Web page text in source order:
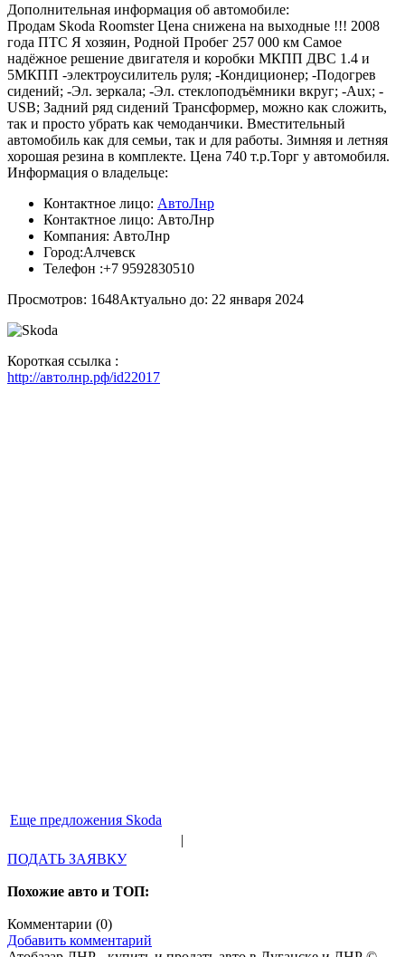
Дополнительная информация об автомобиле:
Продам Skoda Roomster Цена снижена на выходные !!! 2008
года ПТС Я хозяин, Родной Пробег 257 000 км Самое
надёжное решение двигателя и коробки МКПП ДВС 1.4 и
5МКПП -электроусилитель руля; -Кондиционер; -Подогрев
сидений; -Эл. зеркала; -Эл. стеклоподъёмники вкруг; -Аux; -
USB; Задний ряд сидений Трансформер, можно как сложить,
так и просто убрать как чемоданчики. Вместительный
автомобиль как для семьи, так и для работы. Зимняя и летняя
хорошая резина в комплекте. Цена 740 т.р.Торг у автомобиля.
Информация о владельце:
Контактное лицо: АвтоЛнр
Контактное лицо: АвтоЛнр
Компания: АвтоЛнр
Город:Алчевск
Телефон :+7 9592830510
Просмотров: 1648Актуально до: 22 января 2024
Короткая ссылка :
http://автолнр.рф/id22017
Еще предложения Skoda
|
ПОДАТЬ ЗАЯВКУ
Похожие авто и ТОП:
Комментарии (0)
Добавить комментарий